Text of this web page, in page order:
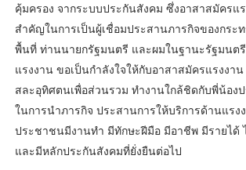
คุ้มครอง จากระบบประกันสังคม ซึ่งอาสาสมัครแ
สำคัญในการเป็นผู้เชื่อมประสานภารกิจของกระ
พื้นที่ ท่านนายกรัฐมนตรี และผมในฐานะรัฐมนตรี
แรงงาน ขอเป็นกำลังใจให้กับอาสาสมัครแรงงา
สละอุทิศตนเพื่อส่วนรวม ทำงานใกล้ชิดกับพี่น้อ
ในการนำภารกิจ ประสานการให้บริการด้านแรง
ประชาชนมีงานทำ มีทักษะฝีมือ มีอาชีพ มีรายได้
และมีหลักประกันสังคมที่ยั่งยืนต่อไป